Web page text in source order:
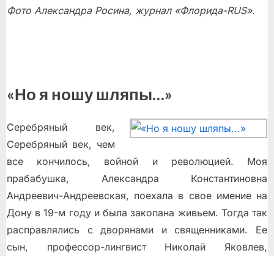
Фото Александра Росина, журнал «Флорида-RUS».
«Но я ношу шляпы…»
Серебряный век,
Серебряный век, чем
все кончилось, войной и революцией. Моя
прабабушка, Александра Константиновна
Андреевич-Андреевская, поехала в свое имение на
Дону в 19-м году и была закопана живьем. Тогда так
расправлялись с дворянами и священниками. Ее
сын, профессор-лингвист Николай Яковлев,